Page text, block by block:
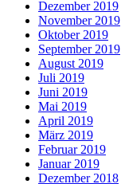
Dezember 2019
November 2019
Oktober 2019
September 2019
August 2019
Juli 2019
Juni 2019
Mai 2019
April 2019
März 2019
Februar 2019
Januar 2019
Dezember 2018